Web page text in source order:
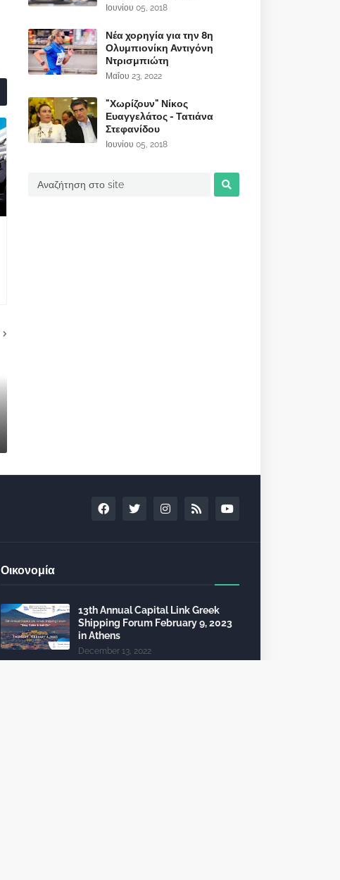
Ιουνίου 05, 2018
Νέα χορηγία για την 8η
Ολυμπιονίκη Αντιγόνη
Ντρισμπιώτη
Μαΐου 23, 2022
"Χωρίζουν" Νίκος
Ευαγγελάτος - Τατιάνα
Στεφανίδου
Ιουνίου 05, 2018
Οικονομία
13th Annual Capital Link Greek
Shipping Forum February 9, 2023
in Athens
December 13, 2022